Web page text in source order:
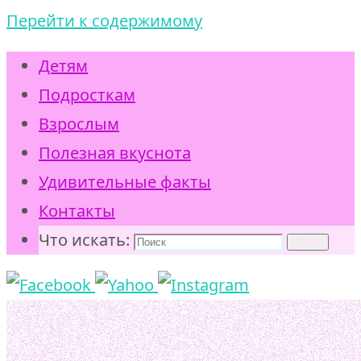
Перейти к содержимому
Детям
Подросткам
Взрослым
Полезная вкуснота
Удивительные факты
Контакты
Что искать: